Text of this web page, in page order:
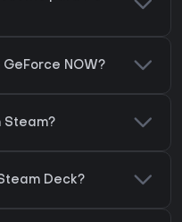
NOW?
Steam?
Deck?